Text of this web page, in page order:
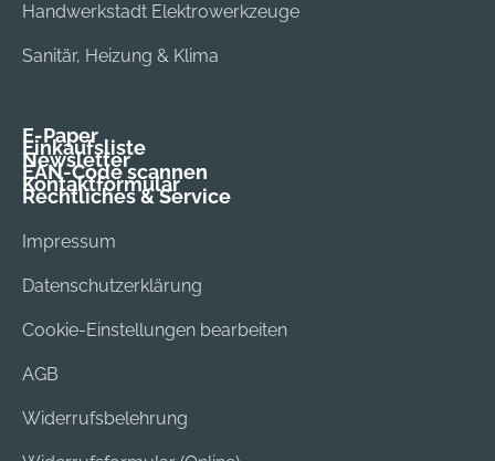
Handwerkstadt Elektrowerkzeuge
Sanitär, Heizung & Klima
E-Paper
Einkaufsliste
Newsletter
EAN-Code scannen
Kontaktformular
Rechtliches & Service
Impressum
Datenschutzerklärung
Cookie-Einstellungen bearbeiten
AGB
Widerrufsbelehrung